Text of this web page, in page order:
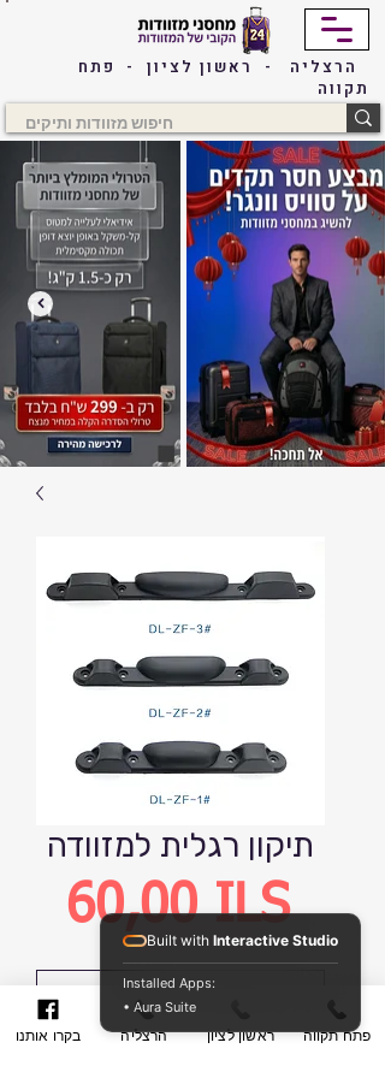
הרצליה - ראשון לציון - פתח
תקווה
תיקון רגלית למזוודה
60,00 ILS
Agregar al carrito
בקרו אותנו הרצליה ראשון לציון פתח תקווה
Built with Interactive Studio
Installed Apps:
• Aura Suite